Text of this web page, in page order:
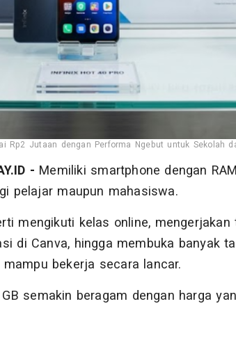
Rp2 Jutaan dengan Performa Ngebut untuk Sekolah
- Memiliki smartphone dengan
pelajar maupun mahasiswa.
mengikuti kelas online, mengerjakan
di Canva, hingga membuka banyak
bekerja secara lancar.
semakin beragam dengan harga